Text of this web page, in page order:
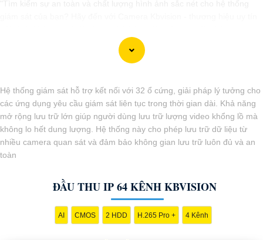
đến cho bạn hình ảnh chất lượng cao, rõ nét và độ tin cậy cao. Đừng
để bất kỳ sự cố nào xảy ra mà không có sự giám sát chuyên nghiệp.
Bạn có thể điều chỉnh và thêm vào nội dung trên để phù hợp với nhu
cầu cụ thể của bạn. Chúc bạn thành công!
Hệ thống giám sát hỗ trợ kết nối với 32 ổ cứng, giải pháp lý tưởng cho
các ứng dụng yêu cầu giám sát liên tục trong thời gian dài. Khả năng
mở rộng lưu trữ lớn giúp người dùng lưu trữ lượng video khổng lồ mà
không lo hết dung lượng. Hệ thống này cho phép lưu trữ dữ liệu từ
nhiều camera quan sát và đảm bảo không gian lưu trữ luôn đủ và an
toàn
ĐẦU THU IP 64 KÊNH KBVISION
AI CMOS 2 HDD H.265 Pro + 4 Kênh